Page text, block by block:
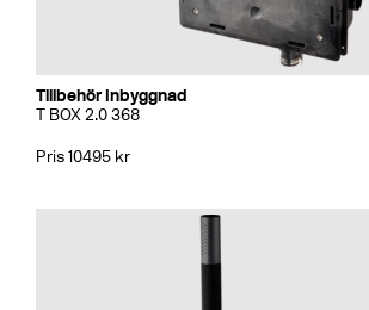
Tillbehör Inbyggnad
T BOX 2.0 368
Pris 10495 kr